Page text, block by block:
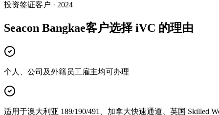
投资签证客户 · 2024
Seacon Bangkae客户选择 iVC 的理由
个人、公司及外籍员工雇主均可办理
适用于澳大利亚 189/190/491、加拿大快速通道、英国 Skilled